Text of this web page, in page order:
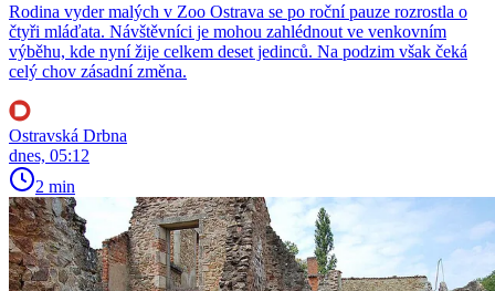
Rodina vyder malých v Zoo Ostrava se po roční pauze rozrostla o
čtyři mláďata. Návštěvníci je mohou zahlédnout ve venkovním
výběhu, kde nyní žije celkem deset jedinců. Na podzim však čeká
celý chov zásadní změna.
Ostravská Drbna
dnes, 05:12
2 min